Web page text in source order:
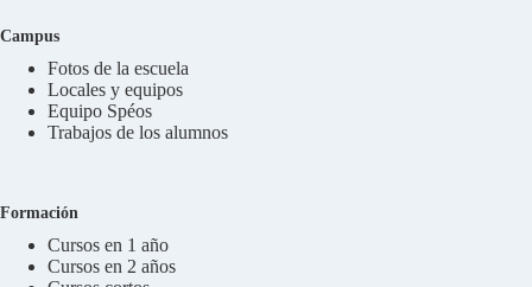
Campus
Fotos de la escuela
Locales y equipos
Equipo Spéos
Trabajos de los alumnos
Formación
Cursos en 1 año
Cursos en 2 años